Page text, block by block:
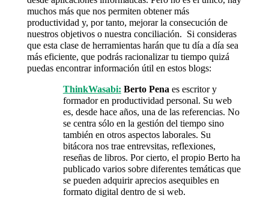
muchos más que nos permiten obtener más
productividad y, por tanto, mejorar la consecución de
nuestros objetivos o nuestra conciliación. Si consideras
que esta clase de herramientas harán que tu día a día sea
más eficiente, que podrás racionalizar tu tiempo quizá
puedas encontrar información útil en estos blogs:
ThinkWasabi: Berto Penaes escritor y
formador en productividad personal. Su web
es, desde hace años, una de las referencias. No
se centra sólo en la gestión del tiempo sino
también en otros aspectos laborales. Su
bitácora nos trae entrevsitas, reflexiones,
reseñas de libros. Por cierto, el propio Berto ha
publicado varios sobre diferentes temáticas que
se pueden adquirir aprecios asequibles en
formato digital dentro de si web.